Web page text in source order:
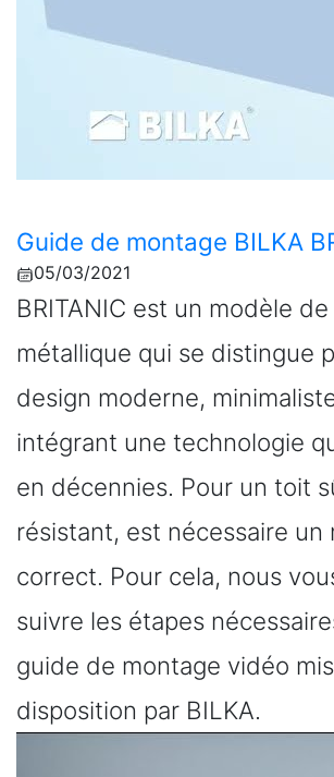
Guide de montage BILKA
05/03/2021
BRITANIC est un modèle
métallique qui se distingue
design moderne,
intégrant une technologie
en décennies. Pour un toit
résistant, est nécessaire un
correct. Pour cela, nous
suivre les étapes
guide de montage vidéo
disposition par BILKA.